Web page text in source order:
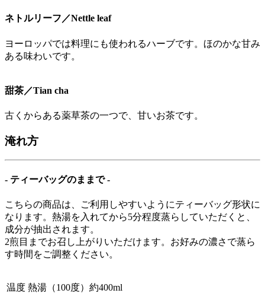
ネトルリーフ／Nettle leaf
ヨーロッパでは料理にも使われるハーブです。ほのかな甘み
ある味わいです。
甜茶／Tian cha
古くからある薬草茶の一つで、甘いお茶です。
淹れ方
- ティーバッグのままで -
こちらの商品は、ご利用しやすいようにティーバッグ形状に
なります。熱湯を入れてから5分程度蒸らしていただくと、
成分が抽出されます。
2煎目までお召し上がりいただけます。お好みの濃さで蒸ら
す時間をご調整ください。
温度 熱湯（100度）約400ml